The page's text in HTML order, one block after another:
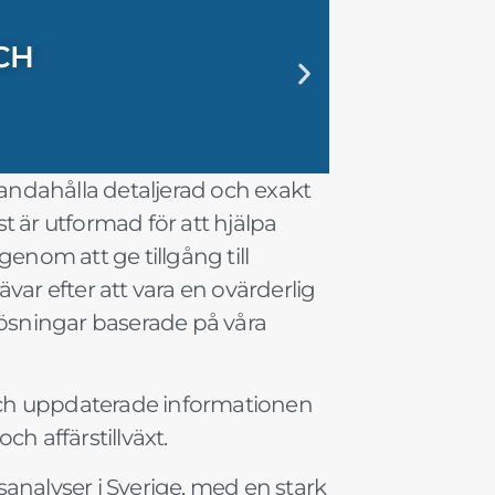
MED
OCH
MED
OCH
MED
OCH
detaljerad och exakt
är utformad för att hjälpa
att ge tillgång till
efter att vara en ovärderlig
baserade på våra
uppdaterade informationen
affärstillväxt.
i Sverige, med en stark